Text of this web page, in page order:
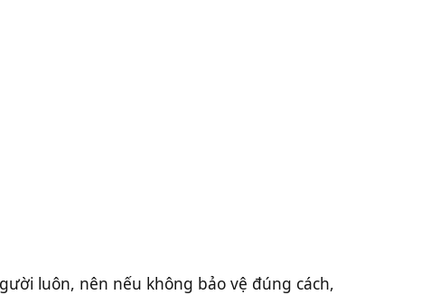
luôn, nên nếu không bảo vệ đúng cách,